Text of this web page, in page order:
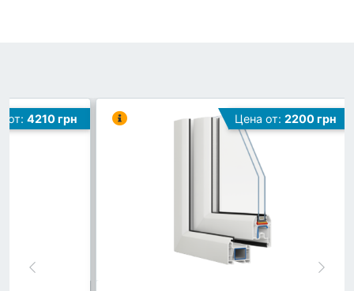
от:4210 грн Цена от:2200 грн